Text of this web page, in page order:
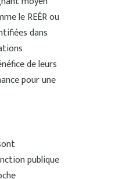
le REÉR ou
dans
de leurs
pour une
publique